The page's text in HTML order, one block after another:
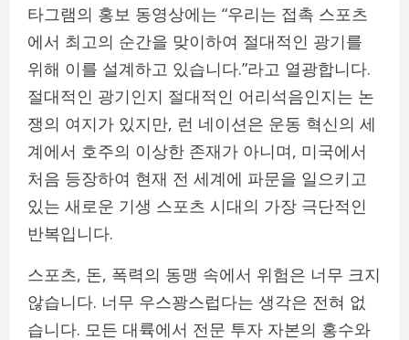
타그램의 홍보 동영상에는 “우리는 접촉 스포츠
에서 최고의 순간을 맞이하여 절대적인 광기를
위해 이를 설계하고 있습니다.”라고 열광합니다.
절대적인 광기인지 절대적인 어리석음인지는 논
쟁의 여지가 있지만, 런 네이션은 운동 혁신의 세
계에서 호주의 이상한 존재가 아니며, 미국에서
처음 등장하여 현재 전 세계에 파문을 일으키고
있는 새로운 기생 스포츠 시대의 가장 극단적인
반복입니다.
스포츠, 돈, 폭력의 동맹 속에서 위험은 너무 크지
않습니다. 너무 우스꽝스럽다는 생각은 전혀 없
습니다. 모든 대륙에서 전문 투자 자본의 홍수와